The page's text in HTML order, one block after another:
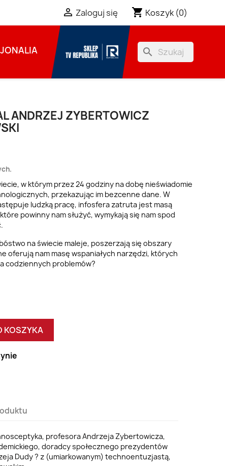
 Zaloguj się shopping_cart Koszyk (0)
search
ANDRZEJ ZYBERTOWICZ
w którym przez 24 godziny na dobę nieświadomie
przekazując im bezcenne dane. W
ludzką pracę, infosfera zatruta jest masą
powinny nam służyć, wymykają się nam spod
na świecie maleje, poszerzają się obszary
oferują nam masę wspaniałych narzędzi, których
codziennych problemów?
KOSZYKA
profesoraAndrzejaZybertowicza,
doradcy społecznego prezydentów
Dudy ? z (umiarkowanym) technoentuzjastą,